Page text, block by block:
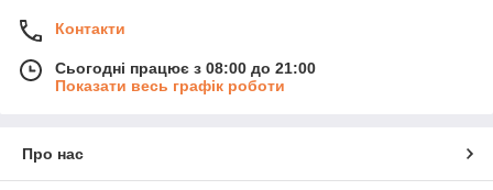
Контакти
Сьогодні працює з 08:00 до 21:00
Показати весь графік роботи
Про нас